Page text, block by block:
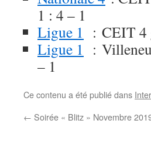
1 : 4 – 1
Ligue 1 : CEIT 4
Ligue 1 :
– 1
Ce contenu a été publié dans
← Soirée « Blitz » Novembre